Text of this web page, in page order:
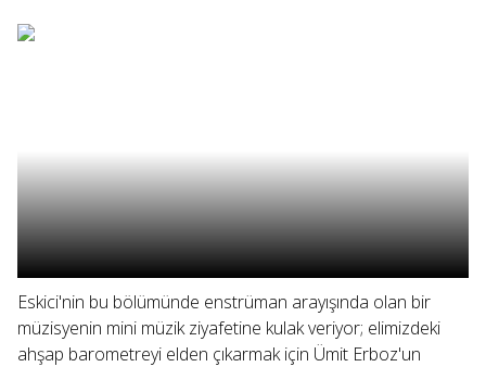
Eskici'nin bu bölümünde enstrüman arayışında olan bir
müzisyenin mini müzik ziyafetine kulak veriyor; elimizdeki
ahşap barometreyi elden çıkarmak için Ümit Erboz'un